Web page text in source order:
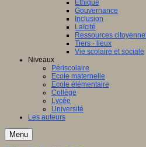
Ethique
Gouvernance
Inclusion
Laïcité
Ressources
Tiers - lieux
Vie scolaire et sociale
Niveaux
Périscolaire
Ecole maternelle
Ecole élémentaire
Collège
Lycée
Université
Les auteurs
Menu